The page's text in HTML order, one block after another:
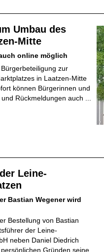
Umbau des
Mitte
online möglich
zur
in Laatzen-Mitte
können Bürgerinnen und
Rückmeldungen auch ...
Leine-
Bastian Wegener wird
Bestellung von Bastian
der Leine-
neben Daniel Diedrich
Gründen seine